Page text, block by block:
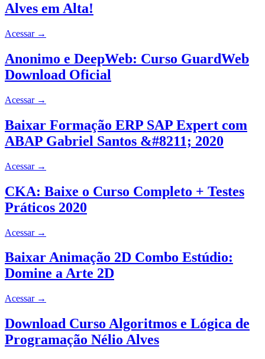
Alves em Alta!
Acessar →
Anonimo e DeepWeb: Curso GuardWeb
Download Oficial
Acessar →
Baixar Formação ERP SAP Expert com
ABAP Gabriel Santos &#8211; 2020
Acessar →
CKA: Baixe o Curso Completo + Testes
Práticos 2020
Acessar →
Baixar Animação 2D Combo Estúdio:
Domine a Arte 2D
Acessar →
Download Curso Algoritmos e Lógica de
Programação Nélio Alves